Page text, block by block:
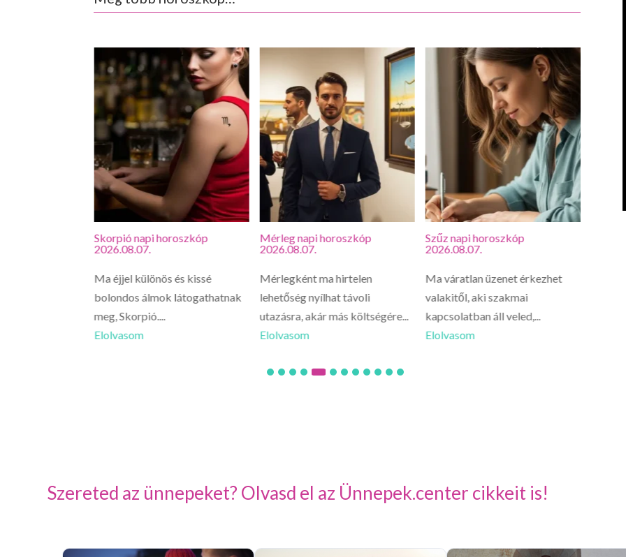
Skorpió napi horoszkóp
2026.08.07.
Ma éjjel különös és kissé
bolondos álmok látogathatnak
meg, Skorpió....
Elolvasom
Mérleg napi horoszkóp
2026.08.07.
Mérlegként ma hirtelen
lehetőség nyílhat távoli
utazásra, akár más költségére...
Elolvasom
Szűz napi horoszkóp
2026.08.07.
Ma váratlan üzenet érkezhet
valakitől, aki szakmai
kapcsolatban áll veled,...
Elolvasom
Szereted az ünnepeket? Olvasd el az Ünnepek.center cikkeit is!